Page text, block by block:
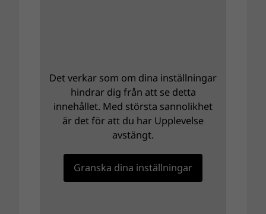
Det verkar som om dina inställningar
hindrar dig från att se detta
innehållet. Med största sannolikhet
är det för att du har Upplevelse
avstängt.
Granska dina inställningar